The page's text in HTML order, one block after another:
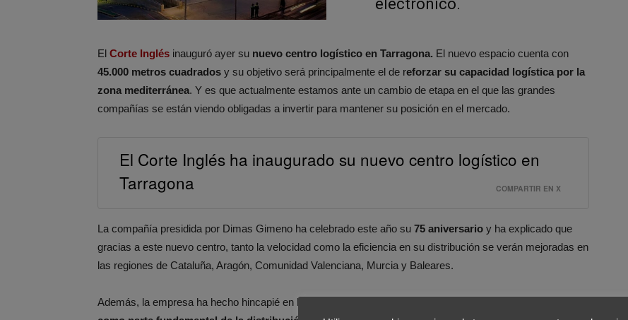
electrónico.
El Corte Inglés inauguró ayer su nuevo centro logístico en Tarragona. El nuevo espacio cuenta con
45.000 metros cuadrados y su objetivo será principalmente el de reforzar su capacidad logística por la
zona mediterránea. Y es que actualmente estamos ante un cambio de etapa en el que las grandes
compañías se están viendo obligadas a invertir para mantener su posición en el mercado.
El Corte Inglés ha inaugurado su nuevo centro logístico en
Tarragona
COMPARTIR EN X
La compañía presidida por Dimas Gimeno ha celebrado este año su 75 aniversario y ha explicado que
gracias a este nuevo centro, tanto la velocidad como la eficiencia en su distribución se verán mejoradas en
las regiones de Cataluña, Aragón, Comunidad Valenciana, Murcia y Baleares.
Además, la empresa ha hecho hincapié en la importancia que ha adquirido la